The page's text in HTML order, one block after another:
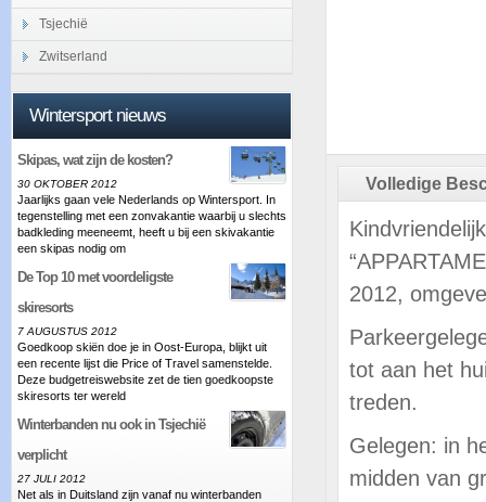
Tsjechië
Zwitserland
Wintersport nieuws
Skipas, wat zijn de kosten?
30 OKTOBER 2012
Jaarlijks gaan vele Nederlands op Wintersport. In
tegenstelling met een zonvakantie waarbij u slechts
badkleding meeneemt, heeft u bij een skivakantie
een skipas nodig om
De Top 10 met voordeligste
skiresorts
7 AUGUSTUS 2012
Goedkoop skiën doe je in Oost-Europa, blijkt uit
een recente lijst die Price of Travel samenstelde.
Deze budgetreiswebsite zet de tien goedkoopste
skiresorts ter wereld
Winterbanden nu ook in Tsjechië
verplicht
27 JULI 2012
Net als in Duitsland zijn vanaf nu winterbanden
Volledige
2012,
tot aan het
treden.
Gelegen: in
midden van